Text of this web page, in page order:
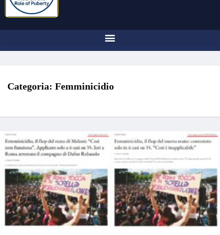
Categoria: Femminicidio